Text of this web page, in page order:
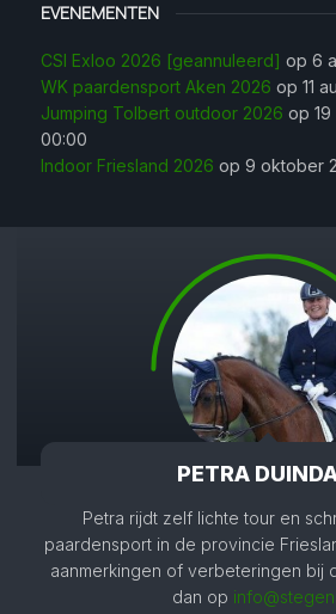
PETRA
Petra rijdt zelf lichte tour en
paardensport in de provincie
aanmerkingen of verbeteringen bij
dan op
EVENEMENTEN
CSI Exloo 2026 [geannuleerd] op 6
WK paardensport Aken 2026 op 11
Jumping Tolbert outdoor 2026 op 19
00:00
Indoor Friesland 2026 op 9 oktober